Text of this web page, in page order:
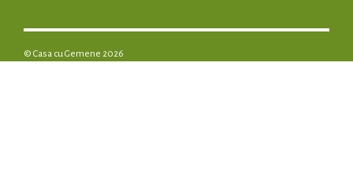
© Casa cu Gemene 2026